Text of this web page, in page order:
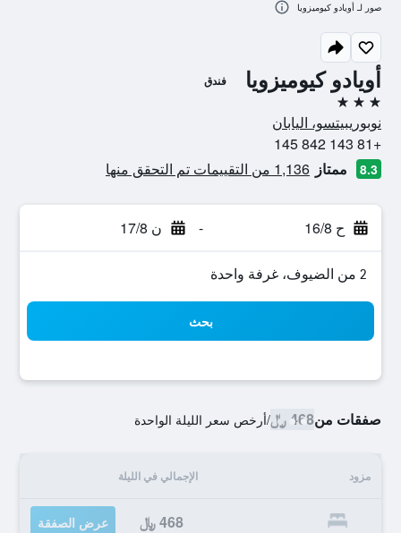
أويادو كيوميزويا فندق
3 نجوم
نوبوريبيتسو، اليابان
+81 143 842 145
8.3 ممتاز 1,136 من التقييمات تم التحقق منها
ح 16/8 - ن 17/8
2 من الضيوف، غرفة واحدة
بحث
صفقات من468 ﷼ /أرخص سعر الليلة الواحدة
مزود الإجمالي في الليلة
468 ﷼ عرض الصفقة
صور لـ أويادو كيوميزويا